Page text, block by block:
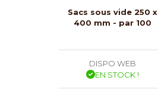
Sacs sous vide 250 x
400 mm - par 100
DISPO WEB
EN STOCK !